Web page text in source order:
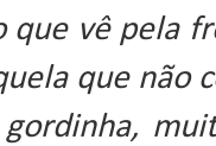
que vê pela
que não